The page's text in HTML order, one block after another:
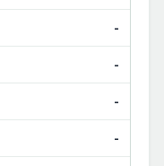
-
-
-
-